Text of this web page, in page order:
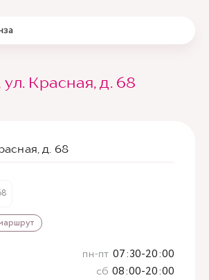
ул. Красная, д. 68
д. 68
пн-пт 07:30-20:00
сб 08:00-20:00